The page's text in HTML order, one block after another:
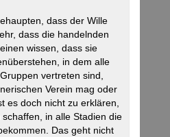
dass der Wille
dass die handelnden
wissen, dass sie
in dem alle
vertreten sind,
Verein mag oder
es doch nicht zu erklären,
in alle Stadien die
Das geht nicht